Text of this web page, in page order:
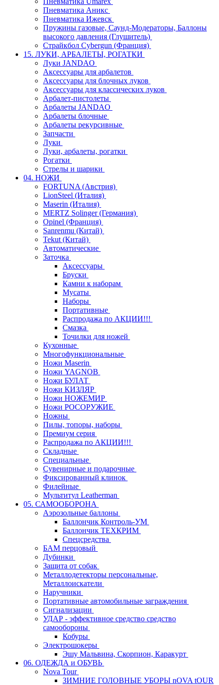
Пневматика Аникс
Пневматика Ижевск
Пружины газовые, Саунд-Модераторы, Баллоны
высокого давления (Глушитель)
Страйкбол Cybergun (Франция)
15. ЛУКИ, АРБАЛЕТЫ, РОГАТКИ
Луки JANDAO
Аксессуары для арбалетов
Аксессуары для блочных луков
Аксессуары для классических луков
Арбалет-пистолеты
Арбалеты JANDAO
Арбалеты блочные
Арбалеты рекурсивные
Запчасти
Луки
Луки, арбалеты, рогатки
Рогатки
Стрелы и шарики
04. НОЖИ
FORTUNA (Австрия)
LionSteel (Италия)
Maserin (Италия)
MERTZ Solinger (Германия)
Opinel (Франция)
Sanrenmu (Китай)
Tekut (Китай)
Автоматические
Заточка
Аксессуары
Бруски
Камни к наборам
Мусаты
Наборы
Портативные
Распродажа по АКЦИИ!!!
Смазка
Точилки для ножей
Кухонные
Многофункциональные
Ножи Maserin
Ножи YAGNOB
Ножи БУЛАТ
Ножи КИЗЛЯР
Ножи НОЖЕМИР
Ножи РОСОРУЖИЕ
Ножны
Пилы, топоры, наборы
Премиум серия
Распродажа по АКЦИИ!!!
Складные
Специальные
Сувенирные и подарочные
Фиксированный клинок
Филейные
Мультитул Leatherman
05. САМООБОРОНА
Аэрозольные баллоны
Баллончик Контроль-УМ
Баллончик ТЕХКРИМ
Спецсредства
БАМ перцовый
Дубинки
Защита от собак
Металлодетекторы персональные,
Металлоискатели
Наручники
Портативные автомобильные заграждения
Сигнализации
УДАР - эффективное средство средство
самообороны
Кобуры
Электрошокеры
Эшу Мальвина, Скорпион, Каракурт
06. ОДЕЖДА и ОБУВЬ
Nova Tour
ЗИМНИЕ ГОЛОВНЫЕ УБОРЫ nOVA tOUR